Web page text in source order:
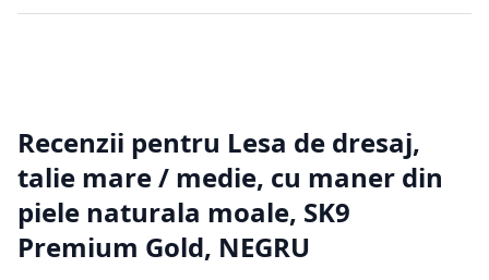
avut posibilitatea de a cerceta fizic produsul, înainte de a-l
achiziționa, de aici putând apărea situații nedorite. Din
această cauză
clienții magazinelor online au o serie de drepturi suplimentare